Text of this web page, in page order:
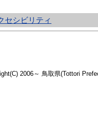
セシビリティ
2006～ 鳥取県(Tottori